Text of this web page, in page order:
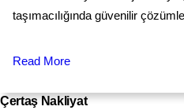
taşımacılığında güvenilir
Read More
Çertaş Nakliyat